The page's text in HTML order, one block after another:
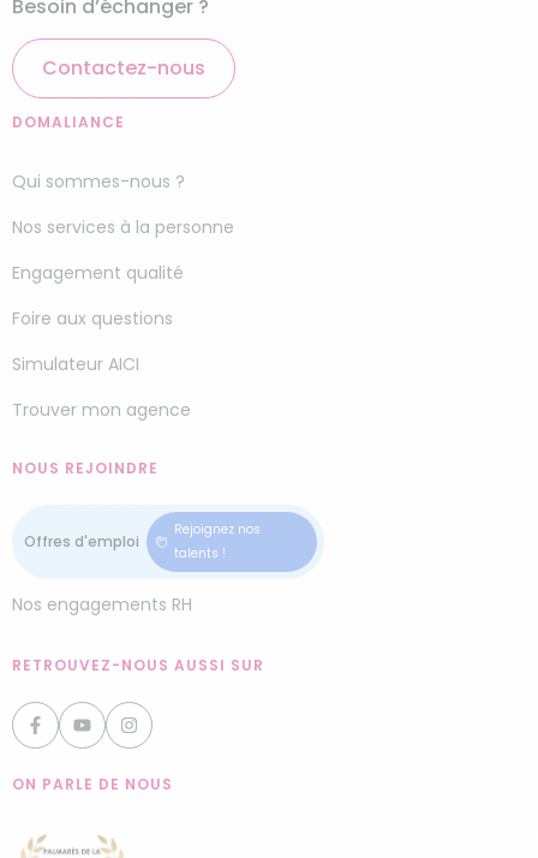
Besoin d’échanger ?
Contactez-nous
DOMALIANCE
Qui sommes-nous ?
Nos services à la personne
Engagement qualité
Foire aux questions
Simulateur AICI
Trouver mon agence
NOUS REJOINDRE
Rejoignez nos
talents !
Nos engagements RH
RETROUVEZ-NOUS AUSSI SUR
ON PARLE DE NOUS